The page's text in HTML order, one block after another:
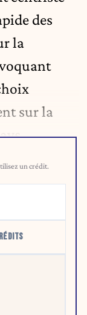
des
la
sur la
un crédit.